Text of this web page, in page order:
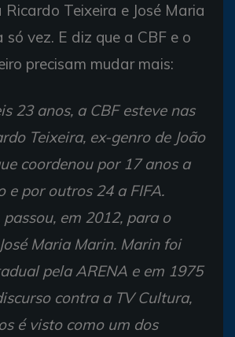
Teixeira e José Maria
só vez. E diz que a CBF e o
precisam mudar mais:
23 anos, a CBF esteve nas
Teixeira, ex-genro de João
coordenou por 17 anos a
e por outros 24 a FIFA.
passou, em 2012, para o
Maria Marin. Marin foi
pela ARENA e em 1975
contra a TV Cultura,
é visto como um dos